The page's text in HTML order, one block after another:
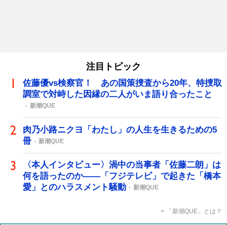
注目トピック
佐藤優vs検察官！ あの国策捜査から20年、特捜取
調室で対峙した因縁の二人がいま語り合ったこと
新潮QUE
肉乃小路ニクヨ「わたし」の人生を生きるための5
冊
新潮QUE
〈本人インタビュー〉渦中の当事者「佐藤二朗」は
何を語ったのか――「フジテレビ」で起きた「橋本
愛」とのハラスメント騒動
新潮QUE
「新潮QUE」とは？